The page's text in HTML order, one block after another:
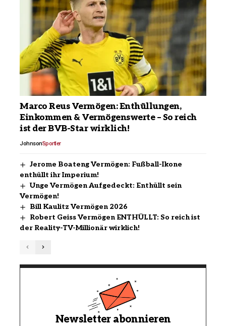
Marco Reus Vermögen: Enthüllungen,
Einkommen & Vermögenswerte – So reich
ist der BVB-Star wirklich!
JohnsonSportler
Jerome Boateng Vermögen: Fußball-Ikone
enthüllt ihr Imperium!
Unge Vermögen Aufgedeckt: Enthüllt sein
Vermögen!
Bill Kaulitz Vermögen 2026
Robert Geiss Vermögen ENTHÜLLT: So reich ist
der Reality-TV-Millionär wirklich!
Newsletter abonnieren